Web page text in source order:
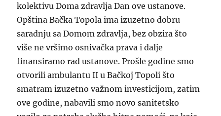
kolektivu Doma zdravlja Dan ove ustanove.
Opština Bačka Topola ima izuzetno dobru
saradnju sa Domom zdravlja, bez obzira što
više ne vršimo osnivačka prava i dalje
finansiramo rad ustanove. Prošle godine smo
otvorili ambulantu II u Bačkoj Topoli što
smatram izuzetno važnom investicijom, zatim
ove godine, nabavili smo novo sanitetsko